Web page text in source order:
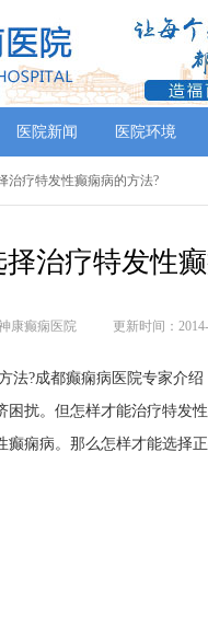
医院新闻 医院环境
治疗特发性癫痫病的方法?
治疗特发性
康癫痫医院 更新时间：
法?成都癫痫病医院专家介
扰。但怎样才能治疗特发
痫病。那么怎样才能选择